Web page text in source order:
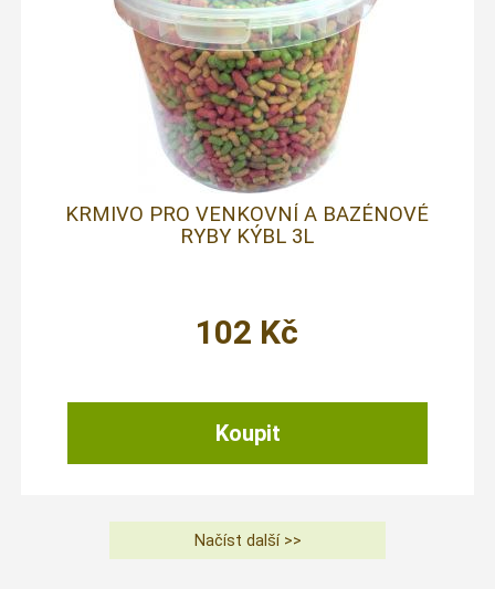
KRMIVO PRO VENKOVNÍ A BAZÉNOVÉ
RYBY KÝBL 3L
102 Kč